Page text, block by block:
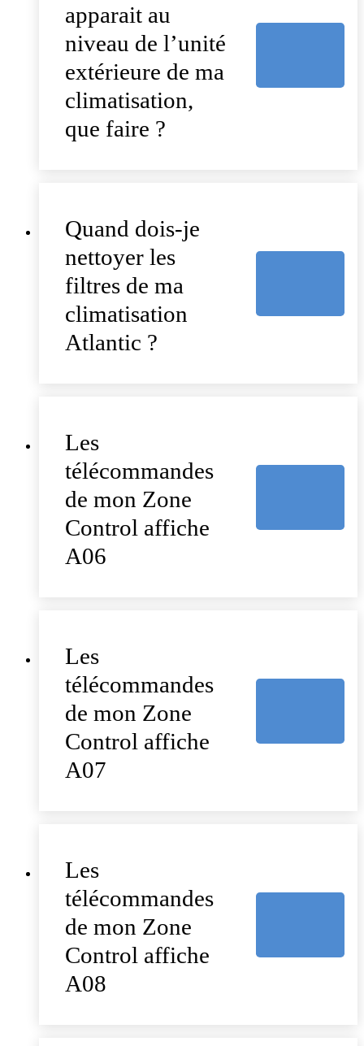
apparait au
niveau de l’unité
extérieure de ma
climatisation,
que faire ?
Quand dois-je
nettoyer les
filtres de ma
climatisation
Atlantic ?
Les
télécommandes
de mon Zone
Control affiche
A06
Les
télécommandes
de mon Zone
Control affiche
A07
Les
télécommandes
de mon Zone
Control affiche
A08